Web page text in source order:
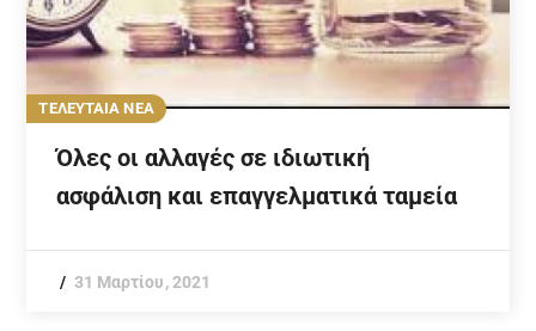
ΤΕΛΕΥΤΑΙΑ ΝΕΑ
Όλες οι αλλαγές σε ιδιωτική
ασφάλιση και επαγγελματικά ταμεία
31 Μαρτίου, 2021